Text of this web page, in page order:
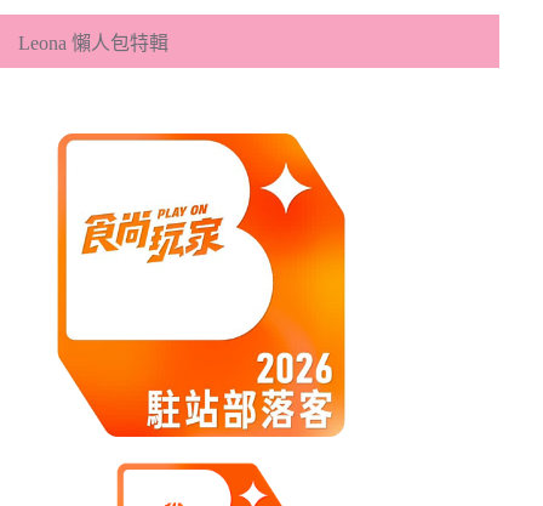
類
Leona 懶人包特輯